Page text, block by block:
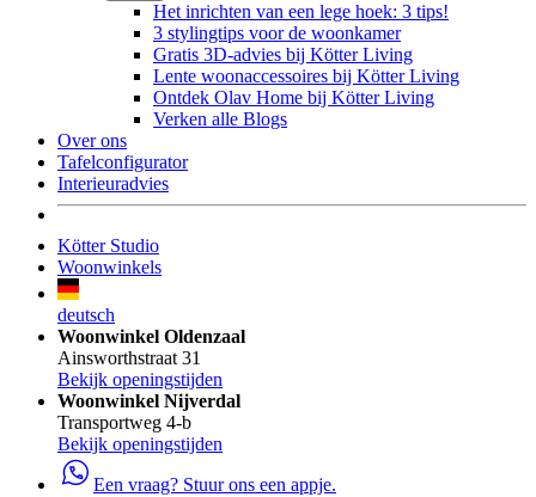
Het inrichten van een lege hoek: 3 tips!
3 stylingtips voor de woonkamer
Gratis 3D-advies bij Kötter Living
Lente woonaccessoires bij Kötter Living
Ontdek Olav Home bij Kötter Living
Verken alle Blogs
Over ons
Tafelconfigurator
Interieuradvies
Kötter Studio
Woonwinkels
deutsch
Woonwinkel Oldenzaal
Ainsworthstraat 31
Bekijk openingstijden
Woonwinkel Nijverdal
Transportweg 4-b
Bekijk openingstijden
Een vraag? Stuur ons een appje.